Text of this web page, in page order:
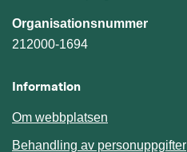
Organisationsnummer
212000-1694
Information
Om webbplatsen
Behandling av personuppgifter